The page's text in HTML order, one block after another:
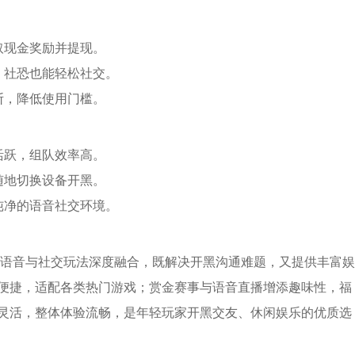
金奖励并提现。
恐也能轻松社交。
降低使用门槛。
，组队效率高。
切换设备开黑。
的语音社交环境。
音与社交玩法深度融合，既解决开黑沟通难题，又提供丰富娱
，适配各类热门游戏；赏金赛事与语音直播增添趣味性，福
活，整体体验流畅，是年轻玩家开黑交友、休闲娱乐的优质选